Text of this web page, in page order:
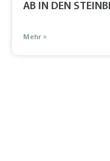
AB IN DEN
Mehr »